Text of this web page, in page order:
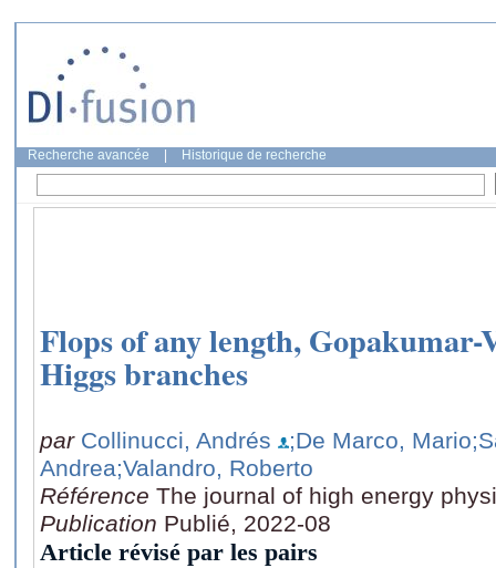
Recherche avancée Historique de recherche
Flops of any length,
Higgs branches
par Collinucci, Andrés ;De Marco, Mario
Andrea;Valandro, Roberto
Référence The journal of high energy
Publication Publié, 2022-08
Article révisé par les pairs